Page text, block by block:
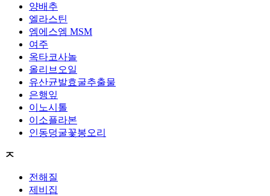
양배추
엘라스틴
엠에스엠 MSM
여주
옥타코사놀
올리브오일
유산균발효굴추출물
은행잎
이노시톨
이소플라본
인동덩굴꽃봉오리
ㅈ
전해질
제비집